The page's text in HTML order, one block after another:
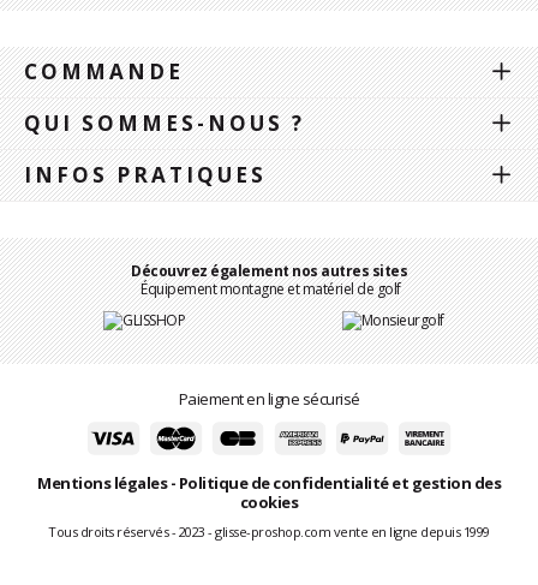
COMMANDE
QUI SOMMES-NOUS ?
INFOS PRATIQUES
Découvrez également nos autres sites
Équipement montagne et matériel de golf
Paiement en ligne sécurisé
Mentions légales- Politique de confidentialité et gestion des
cookies
Tous droits réservés - 2023 - glisse-proshop.com vente en ligne depuis 1999